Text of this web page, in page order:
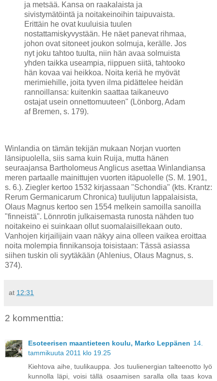
ja metsää. Kansa on raakalaista ja
sivistymätöintä ja noitakeinoihin taipuvaista.
Erittäin he ovat kuuluisia tuulen
nostattamiskyvystään. He näet panevat rihmaa,
johon ovat sitoneet joukon solmuja, kerälle. Jos
nyt joku tahtoo tuulta, niin hän avaa solmuista
yhden taikka useampia, riippuen siitä, tahtooko
hän kovaa vai heikkoa. Noita keriä he myövät
merimiehille, joita tyven ilma pidättelee heidän
rannoillansa: kuitenkin saattaa taikaneuvo
ostajat usein onnettomuuteen" (Lönborg, Adam
af Bremen, s. 179).
Winlandia on tämän tekijän mukaan Norjan vuorten
länsipuolella, siis sama kuin Ruija, mutta hänen
seuraajansa Bartholomeus Anglicus asettaa Winlandiansa
meren partaalle mainittujen vuorten itäpuolelle (S. M. 1901,
s. 6.). Ziegler kertoo 1532 kirjassaan "Schondia" (kts. Krantz:
Rerum Germanicarum Chronica) tuulijutun lappalaisista,
Olaus Magnus kertoo sen 1554 melkein samoilla sanoilla
"finneistä". Lönnrotin julkaisemasta runosta nähden tuo
noitakeino ei suinkaan ollut suomalaisillekaan outo.
Vanhojen kirjailijain vaan näkyy aina olleen vaikea eroittaa
noita molempia finnikansoja toisistaan: Tässä asiassa
siihen tuskin oli syytäkään (Ahlenius, Olaus Magnus, s.
374).
at 12:31
2 kommenttia:
Esoteerisen maantieteen koulu, Marko Leppänen 14.
tammikuuta 2011 klo 19.25
Kiehtova aihe, tuulikauppa. Jos tuulienergian talteenotto lyö
kunnolla läpi, voisi tällä osaamisen saralla olla taas kova